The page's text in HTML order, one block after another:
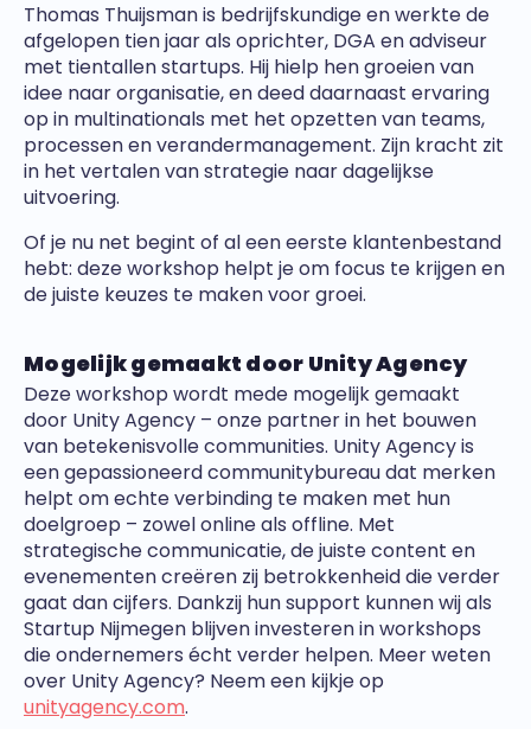
Thomas Thuijsman is bedrijfskundige en werkte de
afgelopen tien jaar als oprichter, DGA en adviseur
met tientallen startups. Hij hielp hen groeien van
idee naar organisatie, en deed daarnaast ervaring
op in multinationals met het opzetten van teams,
processen en verandermanagement. Zijn kracht zit
in het vertalen van strategie naar dagelijkse
uitvoering.
Of je nu net begint of al een eerste klantenbestand
hebt: deze workshop helpt je om focus te krijgen en
de juiste keuzes te maken voor groei.
Mogelijk gemaakt door Unity Agency
Deze workshop wordt mede mogelijk gemaakt
door Unity Agency – onze partner in het bouwen
van betekenisvolle communities. Unity Agency is
een gepassioneerd communitybureau dat merken
helpt om echte verbinding te maken met hun
doelgroep – zowel online als offline. Met
strategische communicatie, de juiste content en
evenementen creëren zij betrokkenheid die verder
gaat dan cijfers. Dankzij hun support kunnen wij als
Startup Nijmegen blijven investeren in workshops
die ondernemers écht verder helpen. Meer weten
over Unity Agency? Neem een kijkje op
unityagency.com.